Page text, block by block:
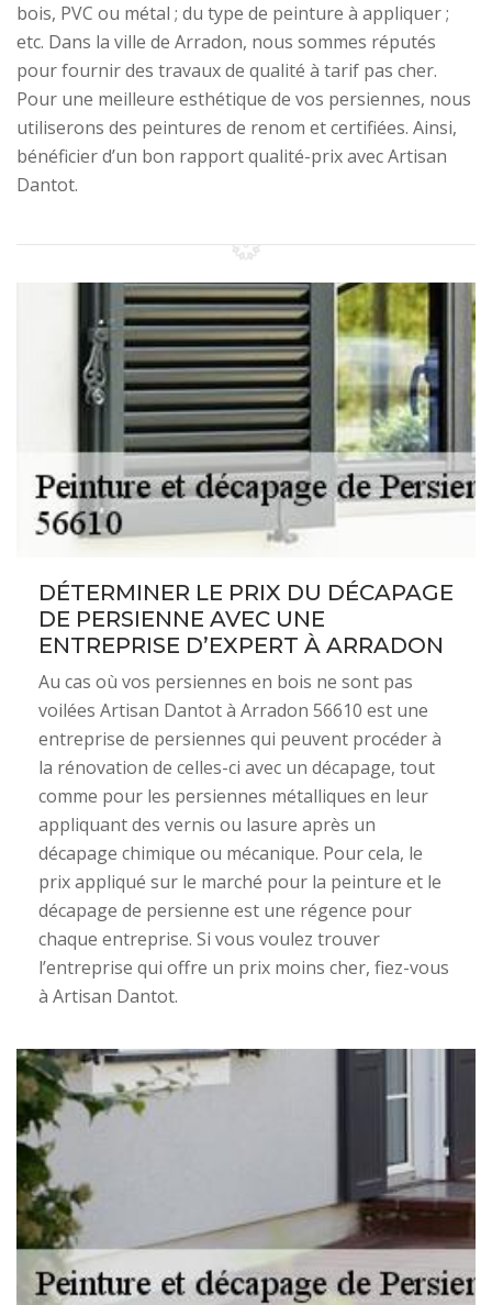
bois, PVC ou métal ; du type de peinture à appliquer ;
etc. Dans la ville de Arradon, nous sommes réputés
pour fournir des travaux de qualité à tarif pas cher.
Pour une meilleure esthétique de vos persiennes, nous
utiliserons des peintures de renom et certifiées. Ainsi,
bénéficier d’un bon rapport qualité-prix avec Artisan
Dantot.
DÉTERMINER LE PRIX DU DÉCAPAGE
DE PERSIENNE AVEC UNE
ENTREPRISE D’EXPERT À ARRADON
Au cas où vos persiennes en bois ne sont pas
voilées Artisan Dantot à Arradon 56610 est une
entreprise de persiennes qui peuvent procéder à
la rénovation de celles-ci avec un décapage, tout
comme pour les persiennes métalliques en leur
appliquant des vernis ou lasure après un
décapage chimique ou mécanique. Pour cela, le
prix appliqué sur le marché pour la peinture et le
décapage de persienne est une régence pour
chaque entreprise. Si vous voulez trouver
l’entreprise qui offre un prix moins cher, fiez-vous
à Artisan Dantot.